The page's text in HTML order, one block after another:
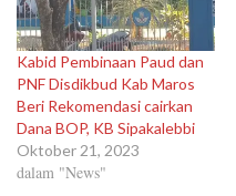
Kabid Pembinaan Paud dan
PNF Disdikbud Kab Maros
Beri Rekomendasi cairkan
Dana BOP, KB Sipakalebbi
Oktober 21, 2023
dalam "News"